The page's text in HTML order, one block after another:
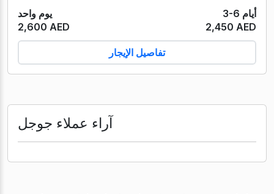
يوم واحد
3-6 أيام
2,600 AED
2,450 AED
تفاصيل الإيجار
آراء عملاء جوجل